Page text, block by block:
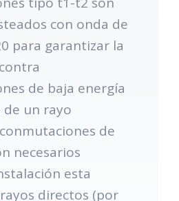
con onda de
para garantizar la
de baja energía
un rayo
de
necesarios
esta
directos (por